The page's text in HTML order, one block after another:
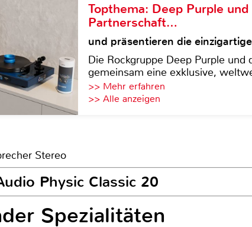
Topthema: Deep Purple
Partnerschaft…
und präsentieren die
Die Rockgruppe Deep Purple
gemeinsam eine exklusive,
>> Mehr erfahren
>> Alle anzeigen
Stereo
Physic Classic 20
Spezialitäten